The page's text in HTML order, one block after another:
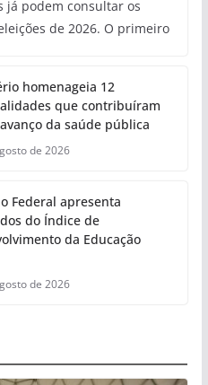
já podem consultar os
de 2026. O primeiro
homenageia 12
que contribuíram
da saúde pública
de 2026
Federal apresenta
do Índice de
da Educação
de 2026